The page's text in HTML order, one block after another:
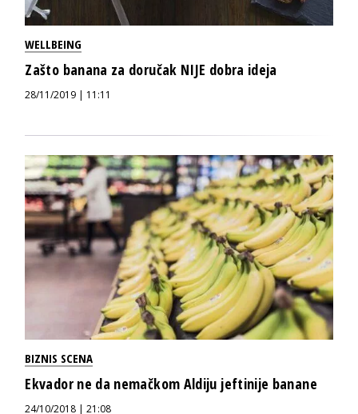
WELLBEING
Zašto banana za doručak NIJE dobra ideja
28/11/2019 | 11:11
BIZNIS SCENA
Ekvador ne da nemačkom Aldiju jeftinije banane
24/10/2018 | 21:08